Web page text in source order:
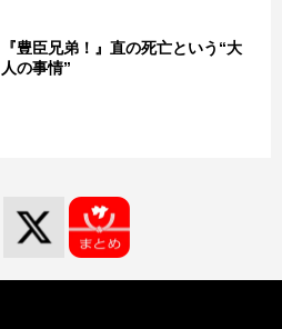
『豊臣兄弟！』直の死亡という“大
人の事情”